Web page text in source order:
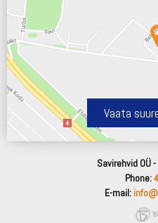
Vaata
Savirehvid OÜ
Phone:
E-mail: